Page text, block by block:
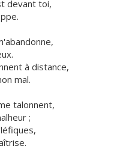
devant toi,
à distance,
mal.
talonnent,
;